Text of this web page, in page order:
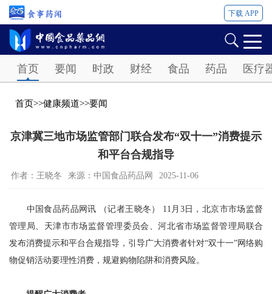
下载 APP
首页 要闻 时政 财经 食品 药品 医疗
首页>>健康频道>>要闻
京津冀三地市场监管部门联合发布“双十一”消费提示
和平台合规指导
作者：王晓冬 来源：中国食品药品网 2025-11-06
中国食品药品网讯 （记者王晓冬） 11月3日，北京市市场监督
管理局、天津市市场监督管理委员会、河北省市场监督管理局联合
发布消费提示和平台合规指导，引导广大消费者针对“双十一”网络购
物促销活动要理性消费，规避购物陷阱和消费风险。